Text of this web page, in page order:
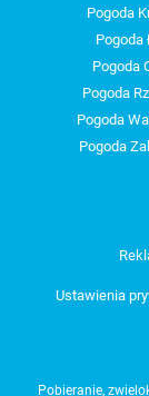
Pogoda
Pogoda
Pogoda
Pogoda
Pogoda
Pogoda
Ustawienia
Pobieranie,